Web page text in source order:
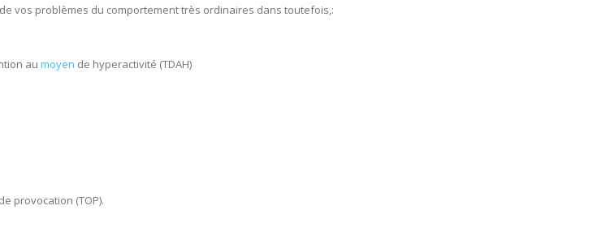
vos problèmes du comportement très ordinaires dans toutefois,:
au moyen de hyperactivité (TDAH)
de provocation (TOP).